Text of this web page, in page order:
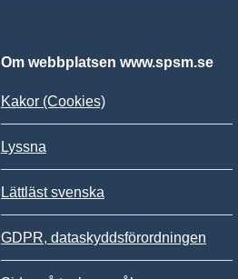
Om webbplatsen www.spsm.se
Kakor (Cookies)
Lyssna
Lättläst svenska
GDPR, dataskyddsförordningen